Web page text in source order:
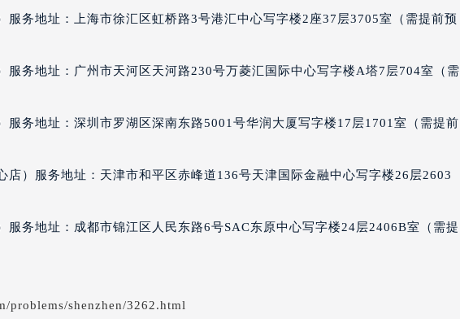
江南大街罗杰杜彼售后服务中心（需提前预约）
罗杰杜彼售后服务中心（需提前预约）
罗杰杜彼售后服务中心（需提前预约）
街罗杰杜彼售后服务中心（需提前预约）
路罗杰杜彼售后服务中心（需提前预约）
罗杰杜彼售后服务中心（需提前预约）
与渤海大街交叉口罗杰杜彼售后服务中心（需提前预约）
服务地址：上海市徐汇区虹桥路3号港汇中心写字楼2座37层3705室（需提前预
服务地址：广州市天河区天河路230号万菱汇国际中心写字楼A塔7层704室（需
服务地址：深圳市罗湖区深南东路5001号华润大厦写字楼17层1701室（需提前
店）服务地址：天津市和平区赤峰道136号天津国际金融中心写字楼26层2603
服务地址：成都市锦江区人民东路6号SAC东原中心写字楼24层2406B室（需提
problems/shenzhen/3262.html